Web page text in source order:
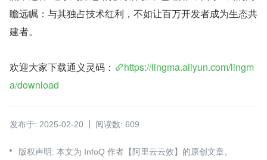
瞻远瞩：与其独占技术红利，不如让百万开发者成为生态共
建者。
欢迎大家下载通义灵码：
https://lingma.aliyun.com/lingm
a/download
发布于: 2025-02-20 阅读数: 609
版权声明: 本文为 InfoQ 作者【阿里云云效】的原创文章。